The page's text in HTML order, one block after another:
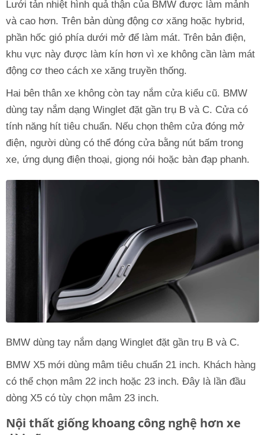
Lưới tản nhiệt hình quả thận của BMW được làm mảnh
và cao hơn. Trên bản dùng động cơ xăng hoặc hybrid,
phần hốc gió phía dưới mở để làm mát. Trên bản điện,
khu vực này được làm kín hơn vì xe không cần làm mát
động cơ theo cách xe xăng truyền thống.
Hai bên thân xe không còn tay nắm cửa kiểu cũ. BMW
dùng tay nắm dạng Winglet đặt gần trụ B và C. Cửa có
tính năng hít tiêu chuẩn. Nếu chọn thêm cửa đóng mở
điện, người dùng có thể đóng cửa bằng nút bấm trong
xe, ứng dụng điện thoại, giọng nói hoặc bàn đạp phanh.
BMW dùng tay nắm dạng Winglet đặt gần trụ B và C.
BMW X5 mới dùng mâm tiêu chuẩn 21 inch. Khách hàng
có thể chọn mâm 22 inch hoặc 23 inch. Đây là lần đầu
dòng X5 có tùy chọn mâm 23 inch.
Nội thất giống khoang công nghệ hơn xe